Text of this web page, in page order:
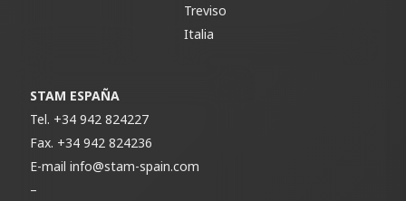
Treviso
Italia
STAM ESPAÑA
Tel. +34 942 824227
Fax. +34 942 824236
E-mailinfo@stam-spain.com
–